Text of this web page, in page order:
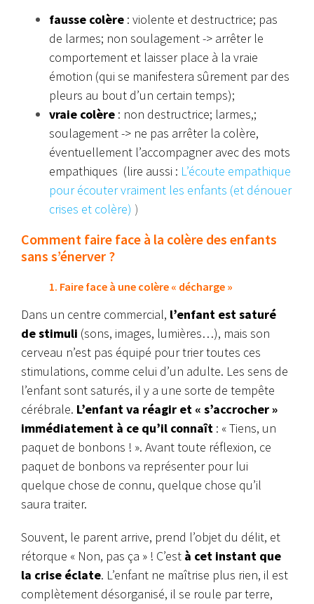
fausse colère : violente et destructrice; pas
de larmes; non soulagement -> arrêter le
comportement et laisser place à la vraie
émotion (qui se manifestera sûrement par des
pleurs au bout d’un certain temps);
vraie colère : non destructrice; larmes,;
soulagement -> ne pas arrêter la colère,
éventuellement l’accompagner avec des mots
empathiques (lire aussi : L’écoute empathique
pour écouter vraiment les enfants (et dénouer
crises et colère) )
Comment faire face à la colère des enfants
sans s’énerver ?
1. Faire face à une colère « décharge »
Dans un centre commercial, l’enfant est saturé
de stimuli (sons, images, lumières…), mais son
cerveau n’est pas équipé pour trier toutes ces
stimulations, comme celui d’un adulte. Les sens de
l’enfant sont saturés, il y a une sorte de tempête
cérébrale. L’enfant va réagir et « s’accrocher »
immédiatement à ce qu’il connaît : « Tiens, un
paquet de bonbons ! ». Avant toute réflexion, ce
paquet de bonbons va représenter pour lui
quelque chose de connu, quelque chose qu’il
saura traiter.
Souvent, le parent arrive, prend l’objet du délit, et
rétorque « Non, pas ça » ! C’est à cet instant que
la crise éclate. L’enfant ne maîtrise plus rien, il est
complètement désorganisé, il se roule par terre,